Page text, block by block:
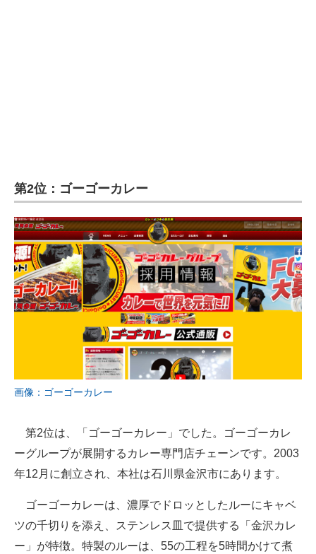
第2位：ゴーゴーカレー
画像：ゴーゴーカレー
第2位は、「ゴーゴーカレー」でした。ゴーゴーカレ
ーグループが展開するカレー専門店チェーンです。2003
年12月に創立され、本社は石川県金沢市にあります。
ゴーゴーカレーは、濃厚でドロッとしたルーにキャベ
ツの千切りを添え、ステンレス皿で提供する「金沢カレ
ー」が特徴。特製のルーは、55の工程を5時間かけて煮